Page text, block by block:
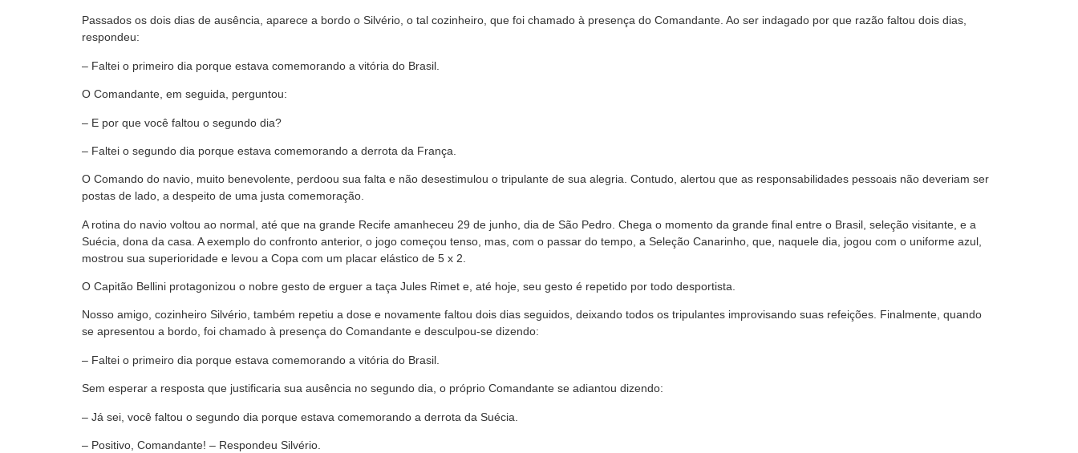
Passados os dois dias de ausência, aparece a bordo o Silvério, o tal cozinheiro, que foi chamado à presença do Comandante. Ao ser indagado por que razão faltou dois dias,
respondeu:
– Faltei o primeiro dia porque estava comemorando a vitória do Brasil.
O Comandante, em seguida, perguntou:
– E por que você faltou o segundo dia?
– Faltei o segundo dia porque estava comemorando a derrota da França.
O Comando do navio, muito benevolente, perdoou sua falta e não desestimulou o tripulante de sua alegria. Contudo, alertou que as responsabilidades pessoais não deveriam ser
postas de lado, a despeito de uma justa comemoração.
A rotina do navio voltou ao normal, até que na grande Recife amanheceu 29 de junho, dia de São Pedro. Chega o momento da grande final entre o Brasil, seleção visitante, e a
Suécia, dona da casa. A exemplo do confronto anterior, o jogo começou tenso, mas, com o passar do tempo, a Seleção Canarinho, que, naquele dia, jogou com o uniforme azul,
mostrou sua superioridade e levou a Copa com um placar elástico de 5 x 2.
O Capitão Bellini protagonizou o nobre gesto de erguer a taça Jules Rimet e, até hoje, seu gesto é repetido por todo desportista.
Nosso amigo, cozinheiro Silvério, também repetiu a dose e novamente faltou dois dias seguidos, deixando todos os tripulantes improvisando suas refeições. Finalmente, quando
se apresentou a bordo, foi chamado à presença do Comandante e desculpou-se dizendo:
– Faltei o primeiro dia porque estava comemorando a vitória do Brasil.
Sem esperar a resposta que justificaria sua ausência no segundo dia, o próprio Comandante se adiantou dizendo:
– Já sei, você faltou o segundo dia porque estava comemorando a derrota da Suécia.
– Positivo, Comandante! – Respondeu Silvério.